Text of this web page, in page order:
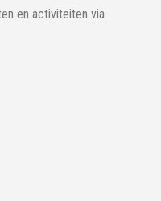
en activiteiten via